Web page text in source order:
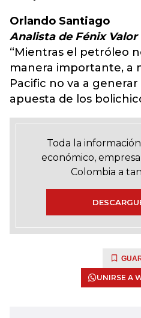
Orlando Santiago
Analista de Fénix Valor
“Mientras el petróleo
manera importante, a
Pacific no va a generar
apuesta de los
Toda la
económico,
Colombia a
UNIRSE A